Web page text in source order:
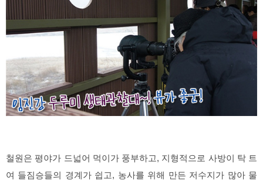
철원은 평야가 드넓어 먹이가 풍부하고, 지형적으로 사방이 탁 트
여 들짐승들의 경계가 쉽고, 농사를 위해 만든 저수지가 많아 물